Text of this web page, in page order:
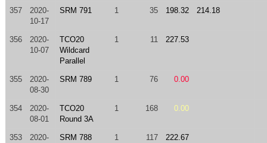
357
2020-
10-17
SRM 791 1 35 198.32 214.18
356
2020-
10-07
TCO20
Wildcard
Parallel
1 11 227.53
355
2020-
08-30
SRM 789 1 76 0.00
354
2020-
08-01
TCO20
Round 3A
1 168 0.00
353
2020-
SRM 788 1 117 222.67